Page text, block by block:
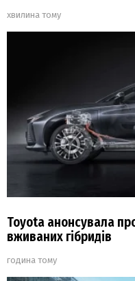
хвилина тому
Toyota анонсувала
вживаних гібридів
година тому